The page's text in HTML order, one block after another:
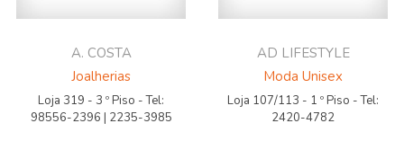
A. COSTA
Joalherias
Loja 319 - 3 º Piso - Tel:
98556-2396 | 2235-3985
AD LIFESTYLE
Moda Unisex
Loja 107/113 - 1 º Piso - Tel:
2420-4782